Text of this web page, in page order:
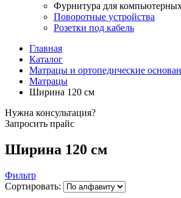
Фурнитура для
Поворотные устройства
Розетки под кабель
Главная
Каталог
Матрацы и ортопедические
Матрацы
Ширина 120 см
Нужна консультация?
Запросить прайс
Ширина 120 см
Фильтр
Сортировать: